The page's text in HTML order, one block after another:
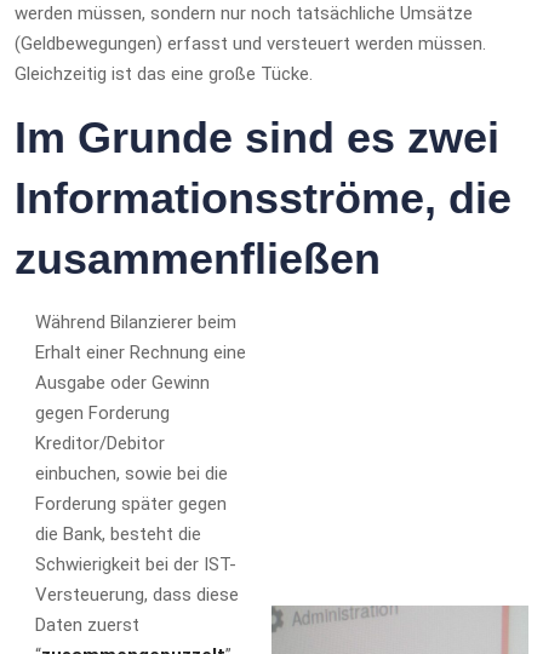
werden müssen, sondern nur noch tatsächliche Umsätze
(Geldbewegungen) erfasst und versteuert werden müssen.
Gleichzeitig ist das eine große Tücke.
Im Grunde sind es zwei
Informationsströme, die
zusammenfließen
Während Bilanzierer beim
Erhalt einer Rechnung eine
Ausgabe oder Gewinn
gegen Forderung
Kreditor/Debitor
einbuchen, sowie bei die
Forderung später gegen
die Bank, besteht die
Schwierigkeit bei der IST-
Versteuerung, dass diese
Daten zuerst